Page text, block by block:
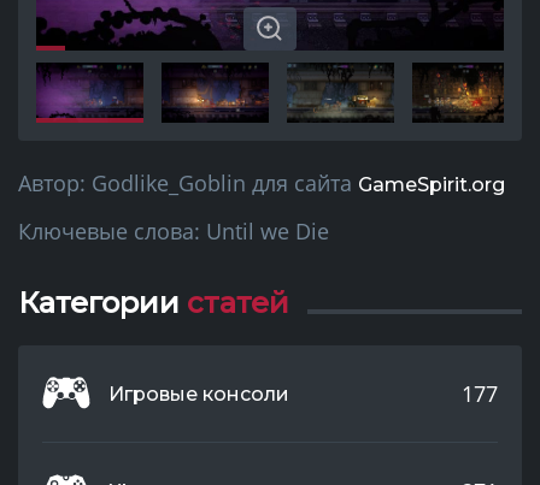
Автор: Godlike_Goblin для сайта GameSpirit.org
Ключевые слова: Until we Die
Категории статей
Игровые консоли 177